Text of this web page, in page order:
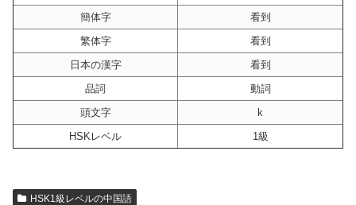
簡体字
看到
繁体字
看到
日本の漢字
看到
品詞
動詞
頭文字
k
HSKレベル
1級
HSK1級レベルの中国語